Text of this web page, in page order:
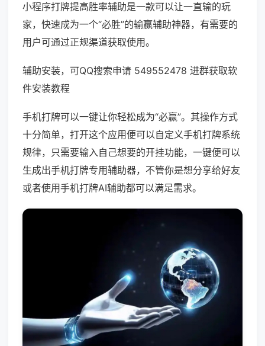
小程序打牌提高胜率辅助是一款可以让一直输的玩
家，快速成为一个“必胜”的输赢辅助神器，有需要的
用户可通过正规渠道获取使用。
辅助安装，可QQ搜索申请 549552478 进群获取软
件安装教程
手机打牌可以一键让你轻松成为“必赢”。其操作方式
十分简单，打开这个应用便可以自定义手机打牌系统
规律，只需要输入自己想要的开挂功能，一键便可以
生成出手机打牌专用辅助器，不管你是想分享给好友
或者使用手机打牌AI辅助都可以满足需求。